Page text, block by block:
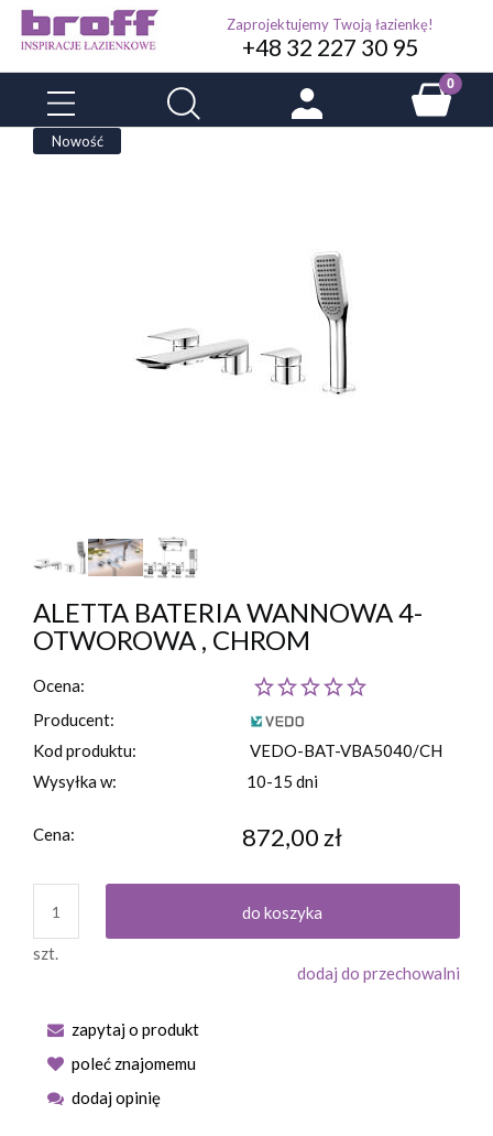
Zaprojektujemy Twoją łazienkę!
+48 32 227 30 95
Nowość
ALETTA BATERIA WANNOWA 4-
OTWOROWA , CHROM
Ocena:
Producent:
Kod produktu:
VEDO-BAT-VBA5040/CH
Wysyłka w:
10-15 dni
Cena: 872,00 zł
szt.
do koszyka
dodaj do przechowalni
zapytaj o produkt
poleć znajomemu
dodaj opinię